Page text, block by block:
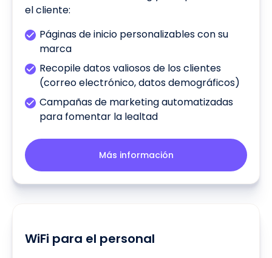
el cliente:
Páginas de inicio personalizables con su
marca
Recopile datos valiosos de los clientes
(correo electrónico, datos demográficos)
Campañas de marketing automatizadas
para fomentar la lealtad
Más información
WiFi para el personal